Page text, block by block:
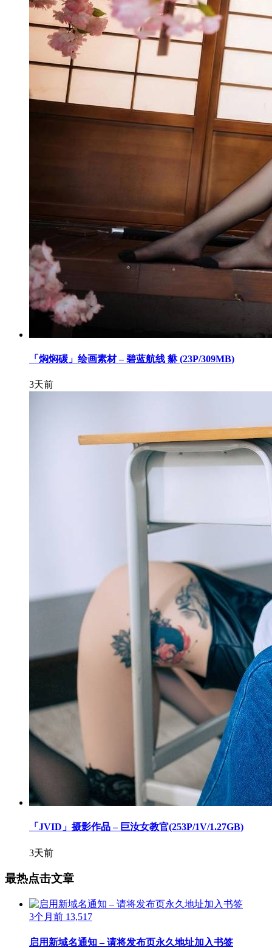
「焖焖碳」绘画素材 – 碧蓝航线 貅 (23P/309MB)
3天前
「JVID」摄影作品 – 巨汝女教官(253P/1V/1.27GB)
3天前
最热点击文章
3个月前 13,517
启用新域名通知 – 请将发布页永久地址加入书签